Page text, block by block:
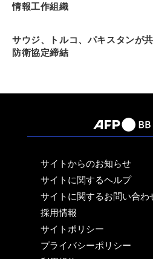
情報工作組織
サウジ、トルコ、パキスタンが
防衛協定締結
サイトからのお知らせ
サイトに関するヘルプ
サイトに関するお問い合わ
採用情報
サイトポリシー
プライバシーポリシー